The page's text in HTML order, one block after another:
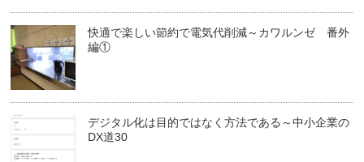
快適で楽しい節約で電気代削減～カワルンゼ 番外
編①
デジタル化は目的ではなく方法である～中小企業の
DX道30